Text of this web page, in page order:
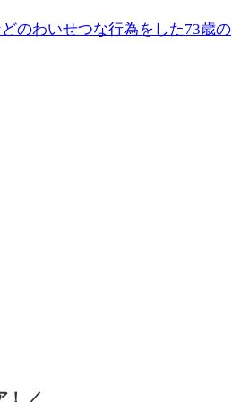
のわいせつな行為をした73歳の
！ ／